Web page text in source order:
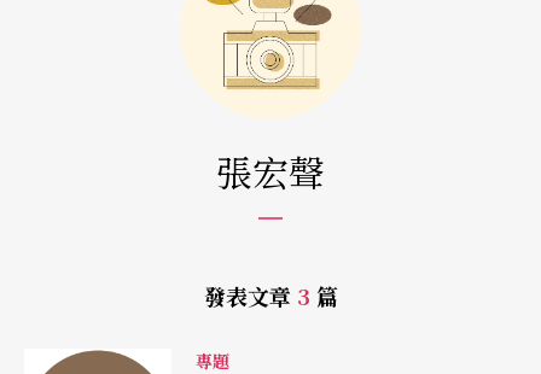
張宏聲
發表文章 3 篇
專題